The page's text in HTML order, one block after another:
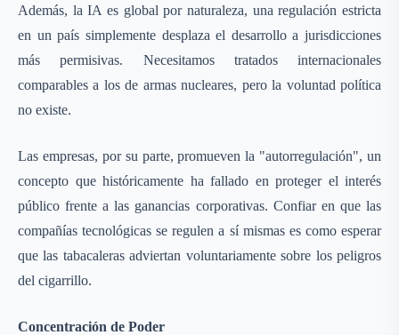
Además, la IA es global por naturaleza, una regulación estricta
en un país simplemente desplaza el desarrollo a jurisdicciones
más permisivas. Necesitamos tratados internacionales
comparables a los de armas nucleares, pero la voluntad política
no existe.
Las empresas, por su parte, promueven la "autorregulación", un
concepto que históricamente ha fallado en proteger el interés
público frente a las ganancias corporativas. Confiar en que las
compañías tecnológicas se regulen a sí mismas es como esperar
que las tabacaleras adviertan voluntariamente sobre los peligros
del cigarrillo.
Concentración de Poder